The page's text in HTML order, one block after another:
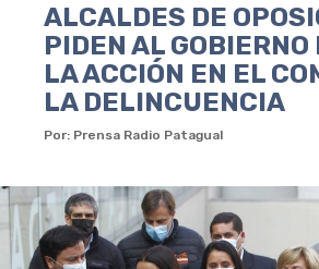
ALCALDES DE
PIDEN AL GOBIERNO
LA ACCIÓN EN EL
LA DELINCUENCIA
Por: Prensa Radio Patagual